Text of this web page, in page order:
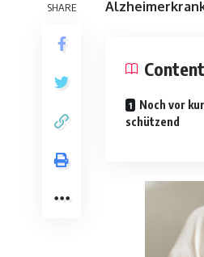
SHARE
Noch vor
schützend